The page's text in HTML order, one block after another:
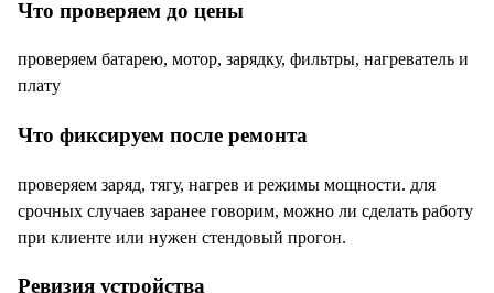
Что проверяем до цены
проверяем батарею, мотор, зарядку, фильтры, нагреватель и
плату
Что фиксируем после ремонта
проверяем заряд, тягу, нагрев и режимы мощности. для
срочных случаев заранее говорим, можно ли сделать работу
при клиенте или нужен стендовый прогон.
Ревизия устройства